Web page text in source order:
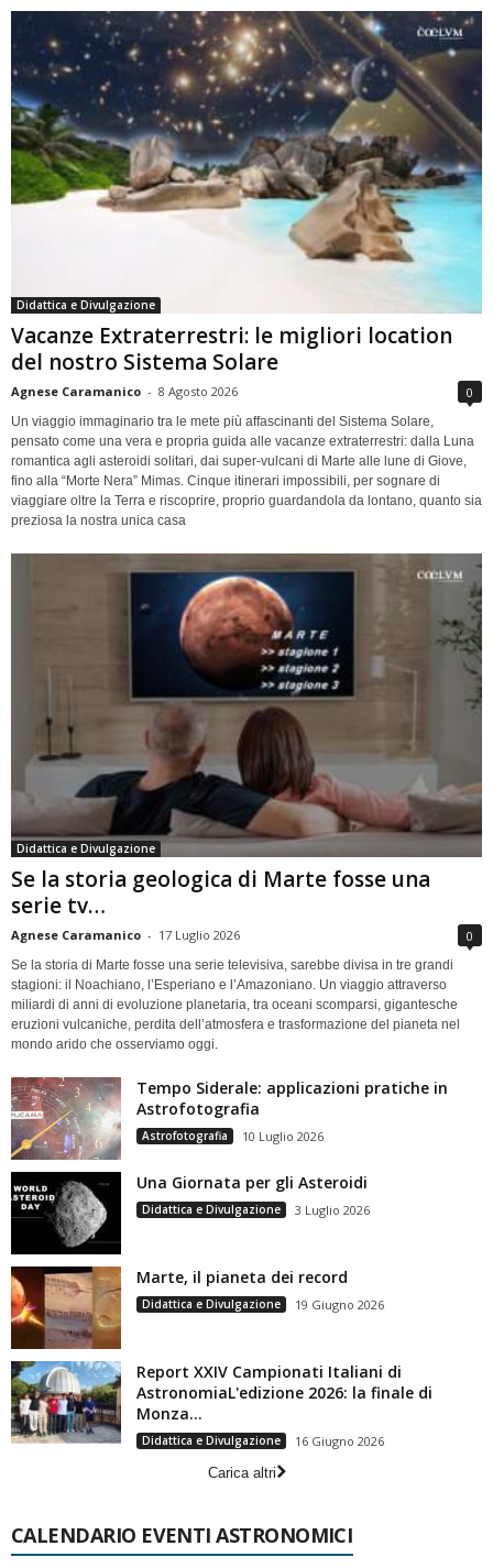
Didattica e Divulgazione
Vacanze Extraterrestri: le migliori location
del nostro Sistema Solare
Agnese Caramanico - 8 Agosto 2026 0
Un viaggio immaginario tra le mete più affascinanti del Sistema Solare,
pensato come una vera e propria guida alle vacanze extraterrestri: dalla Luna
romantica agli asteroidi solitari, dai super-vulcani di Marte alle lune di Giove,
fino alla “Morte Nera” Mimas. Cinque itinerari impossibili, per sognare di
viaggiare oltre la Terra e riscoprire, proprio guardandola da lontano, quanto sia
preziosa la nostra unica casa
Didattica e Divulgazione
Se la storia geologica di Marte fosse una
serie tv…
Agnese Caramanico - 17 Luglio 2026 0
Se la storia di Marte fosse una serie televisiva, sarebbe divisa in tre grandi
stagioni: il Noachiano, l’Esperiano e l’Amazoniano. Un viaggio attraverso
miliardi di anni di evoluzione planetaria, tra oceani scomparsi, gigantesche
eruzioni vulcaniche, perdita dell’atmosfera e trasformazione del pianeta nel
mondo arido che osserviamo oggi.
Tempo Siderale: applicazioni pratiche in
Astrofotografia
Astrofotografia 10 Luglio 2026
Una Giornata per gli Asteroidi
Didattica e Divulgazione 3 Luglio 2026
Marte, il pianeta dei record
Didattica e Divulgazione 19 Giugno 2026
Report XXIV Campionati Italiani di
AstronomiaL'edizione 2026: la finale di
Monza...
Didattica e Divulgazione
16 Giugno 2026
Carica altri
CALENDARIO EVENTI ASTRONOMICI